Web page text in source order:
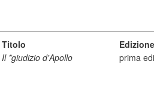
Titolo
Edizione
Il *giudizio d'Apollo prima